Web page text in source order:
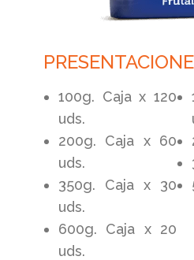
100g. Caja x 120
uds.
200g. Caja x 60
uds.
350g. Caja x 30
uds.
600g. Caja x 20
uds.